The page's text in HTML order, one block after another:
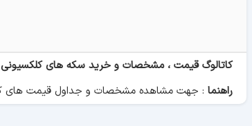
کاتالوگ قیمت ، مشخصات و خرید سکه های
راهنما : جهت مشاهده مشخصات و جداول قیمت های